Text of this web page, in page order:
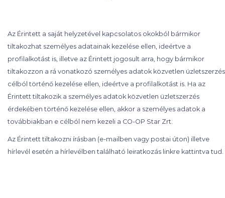
Az Érintett a saját helyzetével kapcsolatos okokból bármikor
tiltakozhat személyes adatainak kezelése ellen, ideértve a
profilalkotást is, illetve az Érintett jogosult arra, hogy bármikor
tiltakozzon a rá vonatkozó személyes adatok közvetlen üzletszerzés
célból történő kezelése ellen, ideértve a profilalkotást is. Ha az
Érintett tiltakozik a személyes adatok közvetlen üzletszerzés
érdekében történő kezelése ellen, akkor a személyes adatok a
továbbiakban e célból nem kezeli a CO-OP Star Zrt.
Az Érintett tiltakozni írásban (e-mailben vagy postai úton) illetve
hírlevél esetén a hírlevélben található leiratkozás linkre kattintva tud.